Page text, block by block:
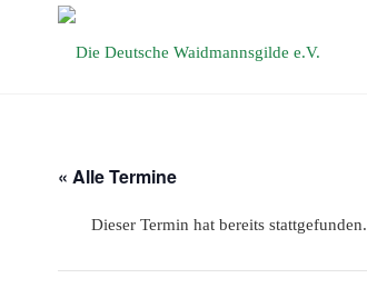
« Alle Termine
Dieser Termin hat bereits stattgefunden.